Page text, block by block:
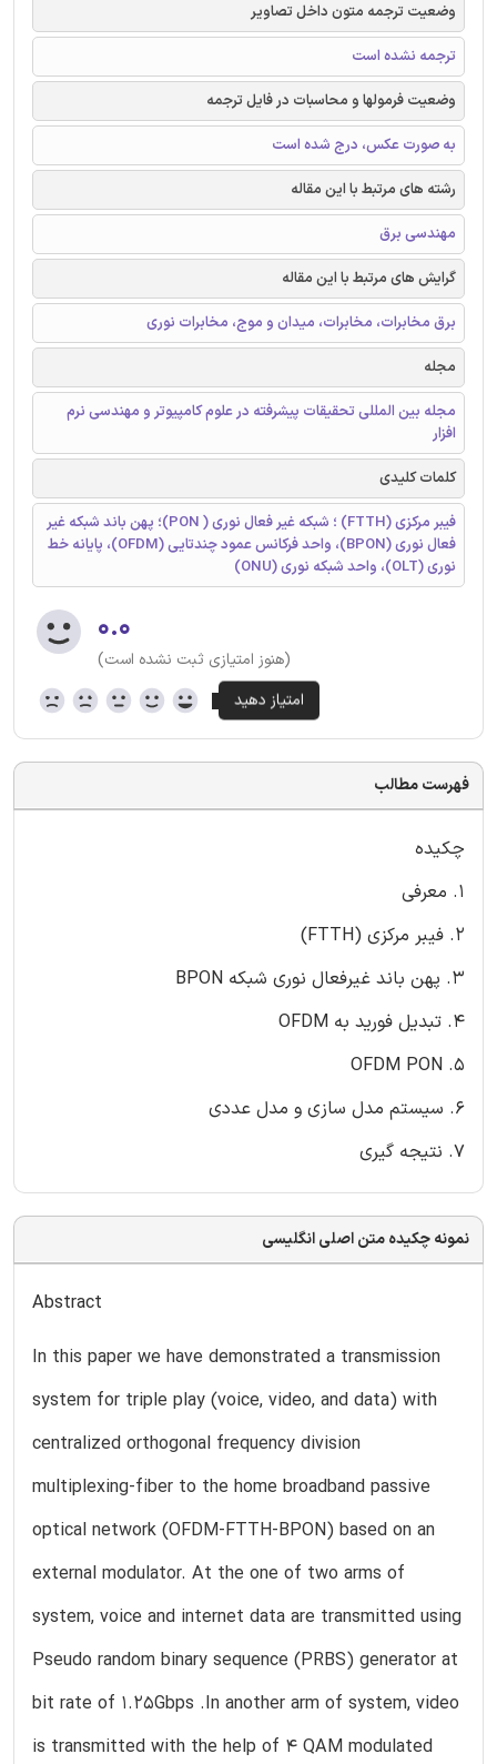
وضعیت ترجمه متون داخل تصاویر
ترجمه نشده است
وضعیت فرمولها و محاسبات در فایل ترجمه
به صورت عکس، درج شده است
رشته های مرتبط با این مقاله
مهندسی برق
گرایش های مرتبط با این مقاله
برق مخابرات، مخابرات، میدان و موج، مخابرات نوری
مجله
مجله بین المللی تحقیقات پیشرفته در علوم کامپیوتر و مهندسی نرم
افزار
کلمات کلیدی
فیبر مرکزی (FTTH) ؛ شبکه غیر فعال نوری ( PON)؛ پهن باند شبکه غیر
فعال نوری (BPON)، واحد فرکانس عمود چندتایی (OFDM)، پایانه خط
نوری (OLT)، واحد شبکه نوری (ONU)
۰.۰
(هنوز امتیازی ثبت نشده است)
فهرست مطالب
چکیده
1. معرفی
2. فیبر مرکزی (FTTH)
3. پهن باند غیرفعال نوری شبکه BPON
4. تبدیل فورید به OFDM
5. OFDM PON
6. سیستم مدل سازی و مدل عددی
7. نتیجه گیری
نمونه چکیده متن اصلی انگلیسی
Abstract
In this paper we have demonstrated a transmission
system for triple play (voice, video, and data) with
centralized orthogonal frequency division
multiplexing-fiber to the home broadband passive
optical network (OFDM-FTTH-BPON) based on an
external modulator. At the one of two arms of
system, voice and internet data are transmitted using
Pseudo random binary sequence (PRBS) generator at
bit rate of 1.25Gbps .In another arm of system, video
is transmitted with the help of 4 QAM modulated